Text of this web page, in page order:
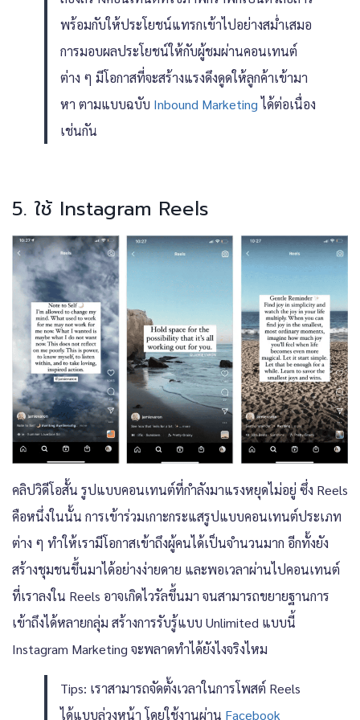
พร้อมกับให้ประโยชน์แทรกเข้าไปอย่างสม่ำเสมอ
การมอบผลประโยชน์ให้กับผู้ชมผ่านคอนเทนต์
ต่าง ๆ มีโอกาสที่จะสร้างแรงดึงดูดให้ลูกค้าเข้ามา
หา ตามแบบฉบับ Inbound Marketingได้ต่อเนื่อง
เช่นกัน
5. ใช้ Instagram Reels
คลิปวิดีโอสั้น รูปแบบคอนเทนต์ที่กำลังมาแรงหยุดไม่อยู่ ซึ่ง Reels
คือหนึ่งในนั้น การเข้าร่วมเกาะกระแสรูปแบบคอนเทนต์ประเภท
ต่าง ๆ ทำให้เรามีโอกาสเข้าถึงผู้คนได้เป็นจำนวนมาก อีกทั้งยัง
สร้างชุมชนขึ้นมาได้อย่างง่ายดาย และพอเวลาผ่านไปคอนเทนต์
ที่เราลงใน Reels อาจเกิดไวรัลขึ้นมา จนสามารถขยายฐานการ
เข้าถึงได้หลายกลุ่ม สร้างการรับรู้แบบ Unlimited แบบนี้
Instagram Marketing จะพลาดทำได้ยังไงจริงไหม
Tips: เราสามารถจัดตั้งเวลาในการโพสต์ Reels
ได้แบบล่วงหน้า โดยใช้งานผ่าน Facebook